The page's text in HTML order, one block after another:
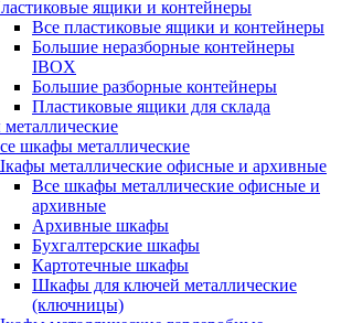
ящики и контейнеры
Все пластиковые ящики и контейнеры
Большие неразборные контейнеры
IBOX
Большие разборные контейнеры
Пластиковые ящики для склада
шкафы металлические
металлические офисные и архивные
Все шкафы металлические офисные и
архивные
Архивные шкафы
Бухгалтерские шкафы
Картотечные шкафы
Шкафы для ключей металлические
(ключницы)